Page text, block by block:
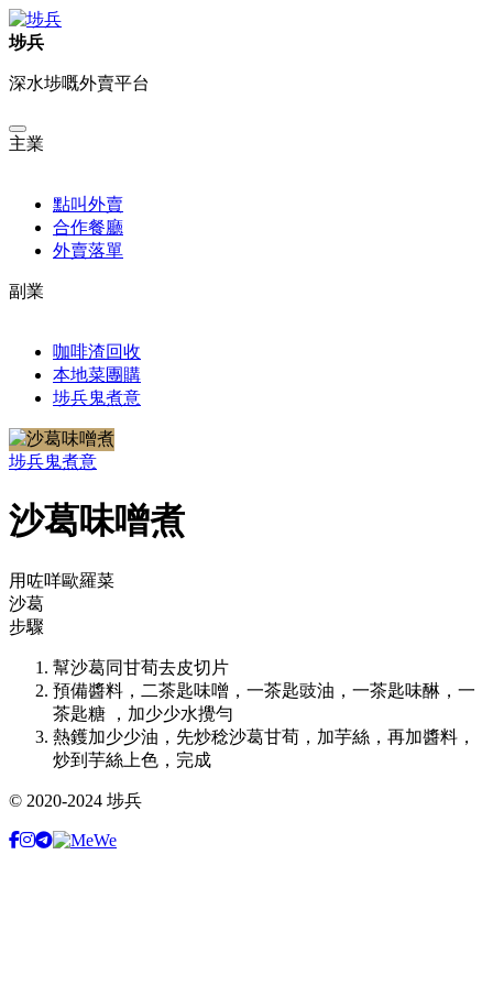
埗兵
深水埗嘅外賣平台
主業
點叫外賣
合作餐廳
外賣落單
副業
咖啡渣回收
本地菜團購
埗兵鬼煮意
埗兵鬼煮意
沙葛味噌煮
用咗咩歐羅菜
沙葛
步驟
幫沙葛同甘荀去皮切片
預備醬料，二茶匙味噌，一茶匙豉油，一茶匙味醂，一
茶匙糖 ，加少少水攪勻
熱鑊加少少油，先炒稔沙葛甘荀，加芋絲，再加醬料，
炒到芋絲上色，完成
© 2020-2024 埗兵
Facebook
Instagram
Telegram